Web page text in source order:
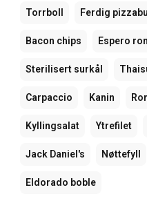
Torrboll Ferdig
Bacon chips Espero
Sterilisert surkål
Carpaccio Kanin
Kyllingsalat Ytrefilet
Jack Daniel's Nøttefyll
Eldorado boble